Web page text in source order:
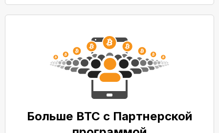
Больше BTC с Партнерской